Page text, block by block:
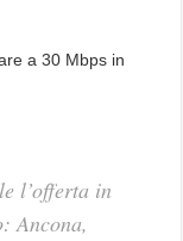
a 30 Mbps in
l’offerta in
Ancona,